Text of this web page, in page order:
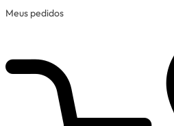
Meus pedidos